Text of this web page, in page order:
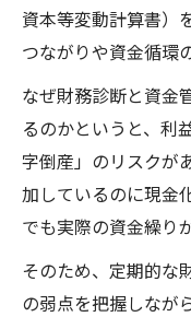
資本等変動計算書）
つながりや資金循環
なぜ財務診断と資金
るのかというと、利
字倒産」のリスクが
加しているのに現金
でも実際の資金繰り
そのため、定期的な
の弱点を把握しなが